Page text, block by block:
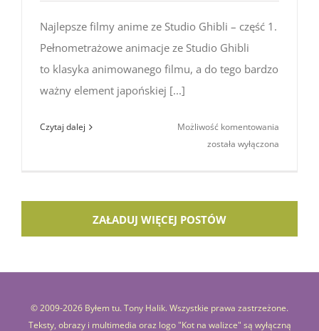
Najlepsze filmy anime ze Studio Ghibli – część 1.
Pełnometrażowe animacje ze Studio Ghibli
to klasyka animowanego filmu, a do tego bardzo
ważny element japońskiej [...]
Czytaj dalej Możliwość komentowania
została wyłączona
ZAŁADUJ WIĘCEJ POSTÓW
© 2009-2026 Byłem tu. Tony Halik. Wszystkie prawa zastrzeżone.
Teksty, obrazy i multimedia oraz logo "Kot na walizce" są wyłączną